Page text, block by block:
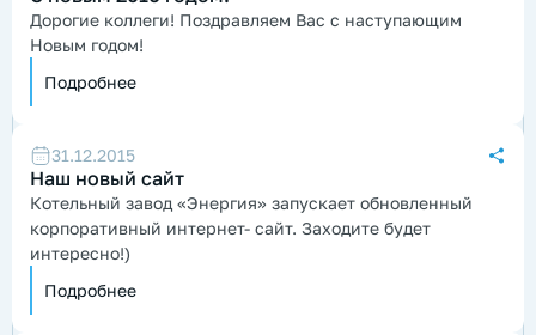
Дорогие коллеги! Поздравляем Вас с наступающим
Новым годом!
Подробнее
31.12.2015
Наш новый сайт
Котельный завод «Энергия» запускает обновленный
корпоративный интернет- сайт. Заходите будет
интересно!)
Подробнее